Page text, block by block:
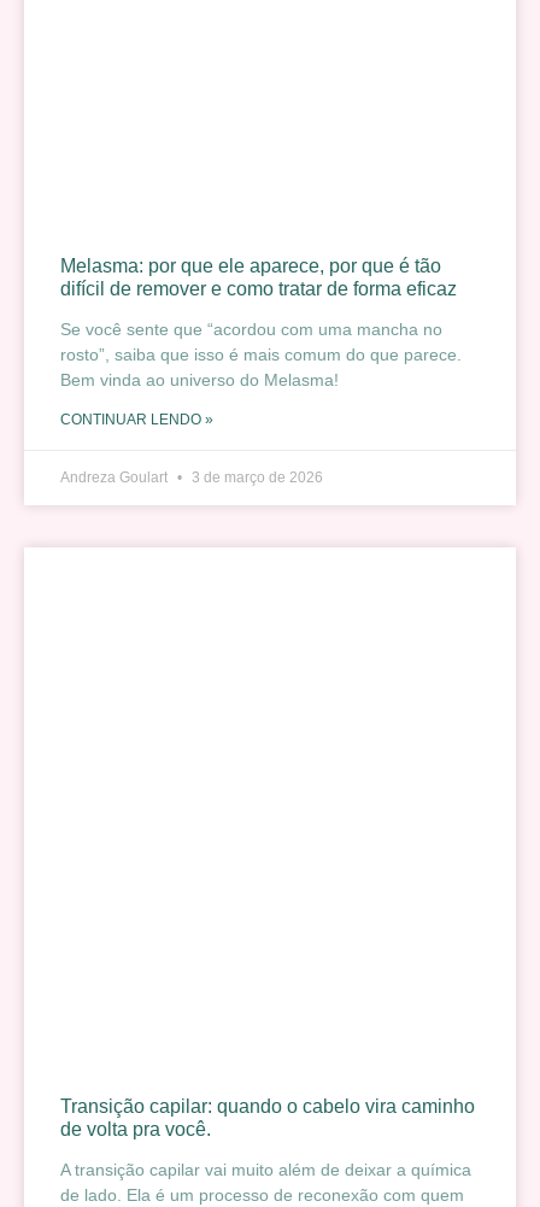
Melasma: por que ele aparece, por que é tão
difícil de remover e como tratar de forma eficaz
Se você sente que “acordou com uma mancha no
rosto”, saiba que isso é mais comum do que parece.
Bem vinda ao universo do Melasma!
CONTINUAR LENDO »
Andreza Goulart 3 de março de 2026
Transição capilar: quando o cabelo vira caminho
de volta pra você.
A transição capilar vai muito além de deixar a química
de lado. Ela é um processo de reconexão com quem